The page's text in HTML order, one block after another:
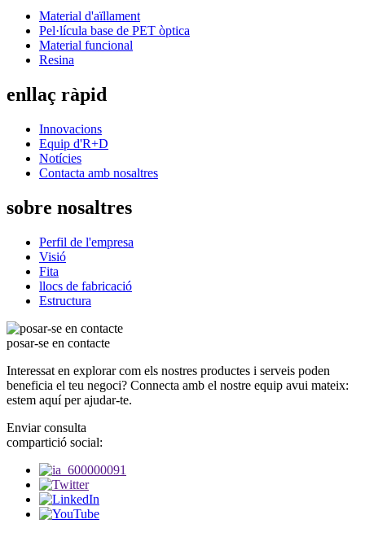
Material d'aïllament
Pel·lícula base de PET òptica
Material funcional
Resina
enllaç ràpid
Innovacions
Equip d'R+D
Notícies
Contacta amb nosaltres
sobre nosaltres
Perfil de l'empresa
Visió
Fita
llocs de fabricació
Estructura
posar-se en contacte
Interessat en explorar com els nostres productes i serveis poden
beneficia el teu negoci? Connecta amb el nostre equip avui mateix:
estem aquí per ajudar-te.
Enviar consulta
compartició social: